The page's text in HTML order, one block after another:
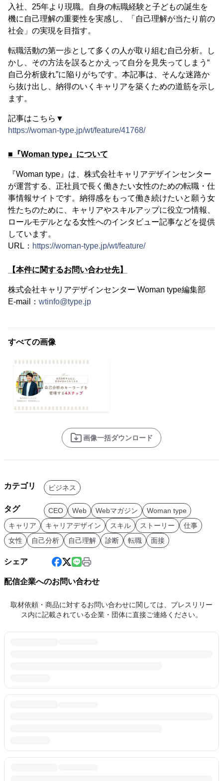
入社、25年より現職。自身の転職経験と子どもの誕生を
機に自己理解の重要性を実感し、「自己理解が当たり前の
社会」の実現を目指す。
転職活動の第一歩として多くの人が取り組む自己分析。し
かし、その方法を誤るとかえって自分を見失ってしまう“
自己分析疲れ”に陥りがちです。本記事は、そんな迷路か
ら抜け出し、納得のいくキャリアを築くための道筋を示し
ます。
記事はこちら▼
https://woman-type.jp/wt/feature/41768/
■『Woman type』について
『Woman type』は、株式会社キャリアデザインセンター
が運営する、正社員で長く働きたい女性のための転職・仕
事情報サイトです。納得感をもって働き続けたいと願う女
性たちのために、キャリアやスキルアップに役立つ情報、
ロールモデルとなる女性へのインタビュー記事などを提供
しています。
URL： https://woman-type.jp/wt/feature/
【本件に関するお問い合わせ先】
株式会社キャリアデザインセンター Woman type編集部
E-mail： wtinfo@type.jp
すべての画像
画像一括ダウンロード
カテゴリ ビジネス
タグ CEO Web Webマガジン
Woman type
キャリア
キャリアデザイン スキル ストーリー
仕事
女性
自己分析 自己理解 診断 転職 面接
シェア
配信企業へのお問い合わせ
取材依頼・商品に対するお問い合わせに関しては、プレスリリー
ス内に記載されている企業・団体に直接ご連絡ください。